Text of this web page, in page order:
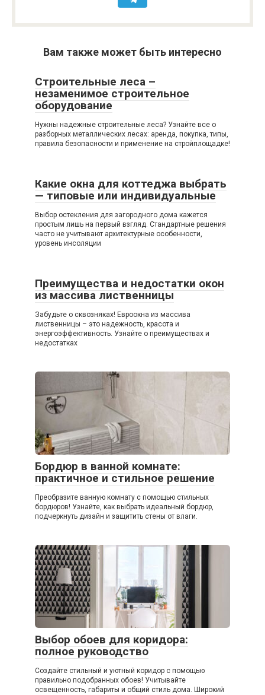
Вам также может быть интересно
Строительные леса –
незаменимое строительное
оборудование
Нужны надежные строительные леса? Узнайте все о
разборных металлических лесах: аренда, покупка, типы,
правила безопасности и применение на стройплощадке!
Какие окна для коттеджа выбрать
— типовые или индивидуальные
Выбор остекления для загородного дома кажется
простым лишь на первый взгляд. Стандартные решения
часто не учитывают архитектурные особенности,
уровень инсоляции
Преимущества и недостатки окон
из массива лиственницы
Забудьте о сквозняках! Евроокна из массива
лиственницы – это надежность, красота и
энергоэффективность. Узнайте о преимуществах и
недостатках
Бордюр в ванной комнате:
практичное и стильное решение
Преобразите ванную комнату с помощью стильных
бордюров! Узнайте, как выбрать идеальный бордюр,
подчеркнуть дизайн и защитить стены от влаги.
Выбор обоев для коридора:
полное руководство
Создайте стильный и уютный коридор с помощью
правильно подобранных обоев! Учитывайте
освещенность, габариты и общий стиль дома. Широкий